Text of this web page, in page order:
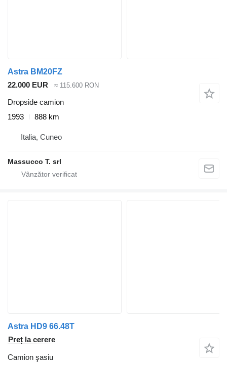
Astra BM20FZ
22.000 EUR
≈ 115.600 RON
Dropside camion
1993
888 km
Italia, Cuneo
Massucco T. srl
Astra HD9 66.48T
Preț la cerere
Camion şasiu